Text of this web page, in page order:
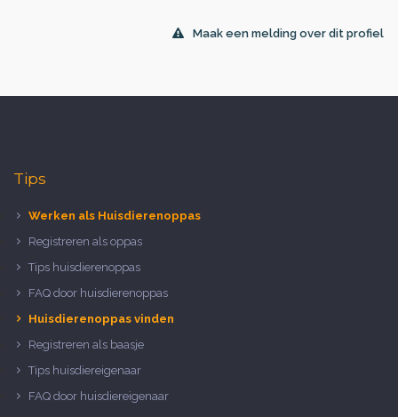
Maak een melding over dit profiel
Tips
Werken als Huisdierenoppas
Registreren als oppas
Tips huisdierenoppas
FAQ door huisdierenoppas
Huisdierenoppas vinden
Registreren als baasje
Tips huisdiereigenaar
FAQ door huisdiereigenaar